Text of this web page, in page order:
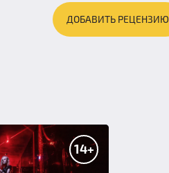
ДОБАВИТЬ РЕЦЕНЗИЮ
14+